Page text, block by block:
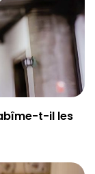
t-il les